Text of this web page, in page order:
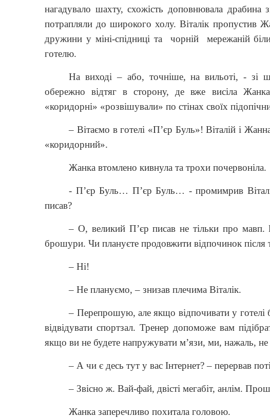
нагадувало шахту, схожість доповнювала драбина
потрапляли до широкого холу. Віталік пропустив
дружини у міні-спідниці та
чорній
мережаній
готелю.
На виході – або, точніше, на вильоті, - зі
обережно відтяг в сторону, де вже висіла
«коридорні» «розвішували» по стінах своїх
– Вітаємо в готелі «П’єр Буль»! Віталій і
«коридорний».
Жанка втомлено кивнула та трохи почервоніла.
- П’єр Буль… П’єр Буль… - промимрив
писав?
– О, великий П’єр писав не тільки про мавп.
брошури. Чи плануєте продовжити відпочинок після
– Ні!
– Не плануємо, – знизав плечима Віталік.
– Перепрошую, але якщо відпочивати у
відвідувати спортзал. Тренер допоможе вам
якщо ви не будете напружувати м’язи, ми, нажаль,
– А чи є десь тут у вас Інтернет? – перервав
– Звісно ж. Вай-фай, двісті мегабіт, анлім.
Жанка заперечливо похитала головою.